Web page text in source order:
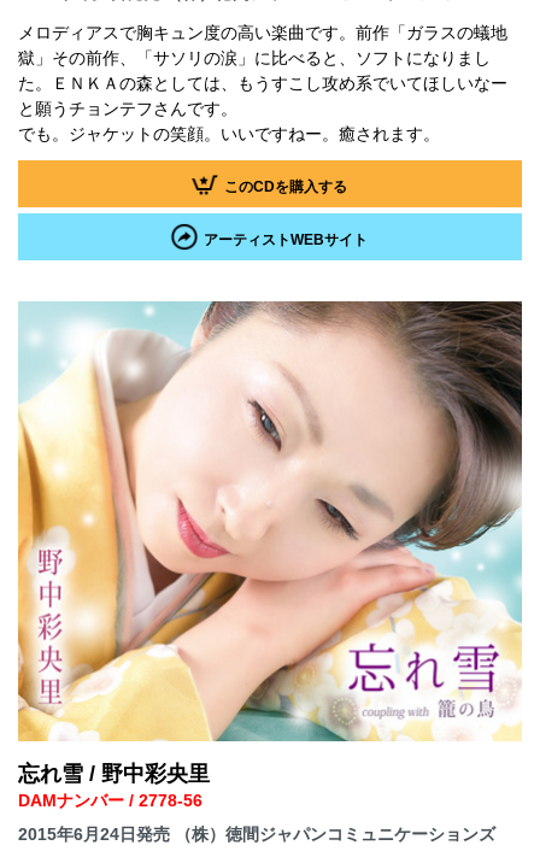
メロディアスで胸キュン度の高い楽曲です。前作「ガラスの蟻地
獄」その前作、「サソリの涙」に比べると、ソフトになりまし
た。ＥＮＫＡの森としては、もうすこし攻め系でいてほしいなー
と願うチョンテフさんです。
でも。ジャケットの笑顔。いいですねー。癒されます。
このCDを購入する
アーティストWEBサイト
忘れ雪 / 野中彩央里
DAMナンバー / 2778-56
2015年6月24日発売 （株）徳間ジャパンコミュニケーションズ